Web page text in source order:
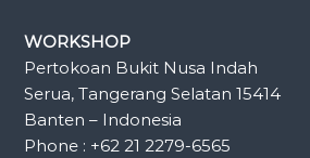
WORKSHOP
Pertokoan Bukit Nusa Indah
Serua, Tangerang Selatan 15414
Banten – Indonesia
Phone : +62 21 2279-6565